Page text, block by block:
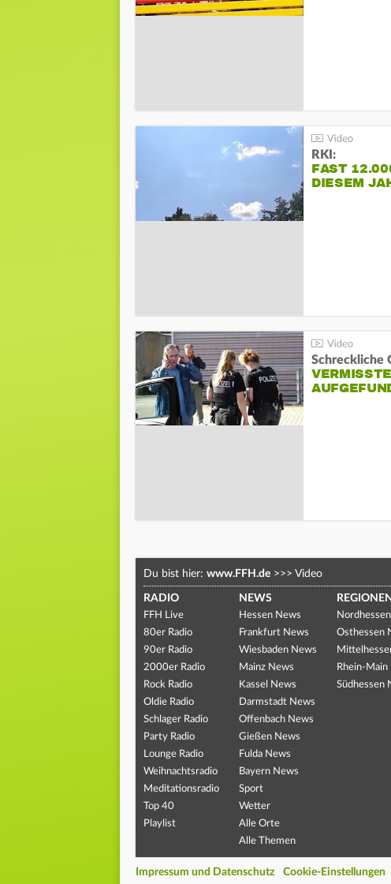
RKI:
FAST
DIESEM
Schreckliche
Du bist hier: www.FFH.de >>> Video
RADIO
FFH Live
80er Radio
90er Radio
2000er Radio
Rock Radio
Oldie Radio
Schlager Radio
Party Radio
Lounge Radio
Weihnachtsradio
Meditationsradio
Top 40
Playlist
NEWS
Hessen News
Frankfurt News
Wiesbaden News
Mainz News
Kassel News
Darmstadt News
Offenbach News
Gießen News
Fulda News
Bayern News
Sport
Wetter
Alle Orte
Alle Themen
REGIONEN
Osthessen
Rhein-Main
Südhessen
Impressum und Datenschutz Cookie-Einstellungen